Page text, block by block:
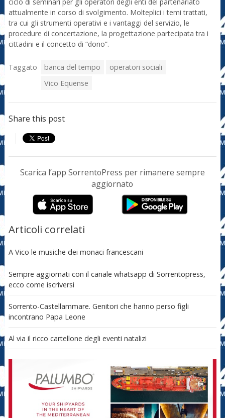
ciclo di seminari per gli operatori degli enti del partenariato
attualmente in corso di svolgimento. Molteplici i temi trattati,
tra cui gli strumenti operativi e i vantaggi del servizio, le
procedure di concertazione, la progettazione partecipata tra i
cittadini e il concetto di “dono”.
Taggato banca del tempo
operatori sociali
Vico Equense
Share this post
Scarica l’app SorrentoPress per rimanere sempre
aggiornato
Articoli correlati
A Vico le musiche dei monaci francescani
Sempre aggiornati con il canale whatsapp di Sorrentopress,
ecco come iscriversi
Sorrento-Castellammare. Genitori che hanno perso figli
incontrano Papa Leone
Al via il ricco cartellone degli eventi natalizi